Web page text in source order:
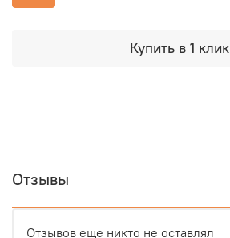
Купить в 1 клик
Отзывы
Отзывов еще никто не оставлял